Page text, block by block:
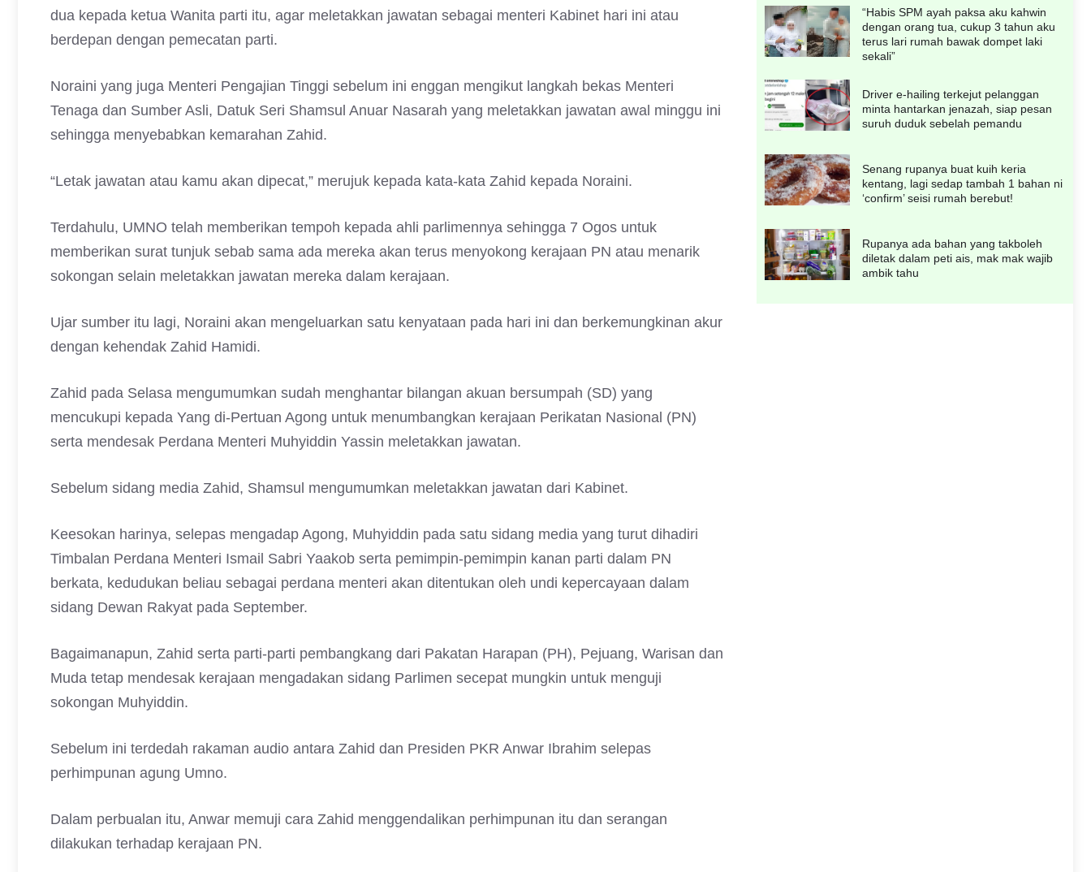
dua kepada ketua Wanita parti itu, agar meletakkan jawatan sebagai menteri Kabinet hari ini atau
berdepan dengan pemecatan parti.
Noraini yang juga Menteri Pengajian Tinggi sebelum ini enggan mengikut langkah bekas Menteri
Tenaga dan Sumber Asli, Datuk Seri Shamsul Anuar Nasarah yang meletakkan jawatan awal minggu ini
sehingga menyebabkan kemarahan Zahid.
“Letak jawatan atau kamu akan dipecat,” merujuk kepada kata-kata Zahid kepada Noraini.
Terdahulu, UMNO telah memberikan tempoh kepada ahli parlimennya sehingga 7 Ogos untuk
memberikan surat tunjuk sebab sama ada mereka akan terus menyokong kerajaan PN atau menarik
sokongan selain meletakkan jawatan mereka dalam kerajaan.
Ujar sumber itu lagi, Noraini akan mengeluarkan satu kenyataan pada hari ini dan berkemungkinan akur
dengan kehendak Zahid Hamidi.
Zahid pada Selasa mengumumkan sudah menghantar bilangan akuan bersumpah (SD) yang
mencukupi kepada Yang di-Pertuan Agong untuk menumbangkan kerajaan Perikatan Nasional (PN)
serta mendesak Perdana Menteri Muhyiddin Yassin meletakkan jawatan.
Sebelum sidang media Zahid, Shamsul mengumumkan meletakkan jawatan dari Kabinet.
Keesokan harinya, selepas mengadap Agong, Muhyiddin pada satu sidang media yang turut dihadiri
Timbalan Perdana Menteri Ismail Sabri Yaakob serta pemimpin-pemimpin kanan parti dalam PN
berkata, kedudukan beliau sebagai perdana menteri akan ditentukan oleh undi kepercayaan dalam
sidang Dewan Rakyat pada September.
Bagaimanapun, Zahid serta parti-parti pembangkang dari Pakatan Harapan (PH), Pejuang, Warisan dan
Muda tetap mendesak kerajaan mengadakan sidang Parlimen secepat mungkin untuk menguji
sokongan Muhyiddin.
Sebelum ini terdedah rakaman audio antara Zahid dan Presiden PKR Anwar Ibrahim selepas
perhimpunan agung Umno.
Dalam perbualan itu, Anwar memuji cara Zahid menggendalikan perhimpunan itu dan serangan
dilakukan terhadap kerajaan PN.
“Habis SPM ayah paksa aku kahwin
dengan orang tua, cukup 3 tahun aku
terus lari rumah bawak dompet laki
sekali”
Driver e-hailing terkejut pelanggan
minta hantarkan jenazah, siap pesan
suruh duduk sebelah pemandu
Senang rupanya buat kuih keria
kentang, lagi sedap tambah 1 bahan ni
‘confirm’ seisi rumah berebut!
Rupanya ada bahan yang takboleh
diletak dalam peti ais, mak mak wajib
ambik tahu